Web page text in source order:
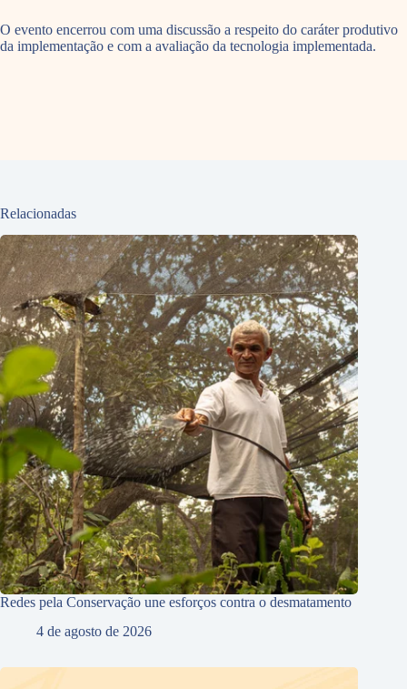
O evento encerrou com uma discussão a respeito do caráter produtivo
da implementação e com a avaliação da tecnologia implementada.
Relacionadas
Redes pela Conservação une esforços contra o desmatamento
4 de agosto de 2026